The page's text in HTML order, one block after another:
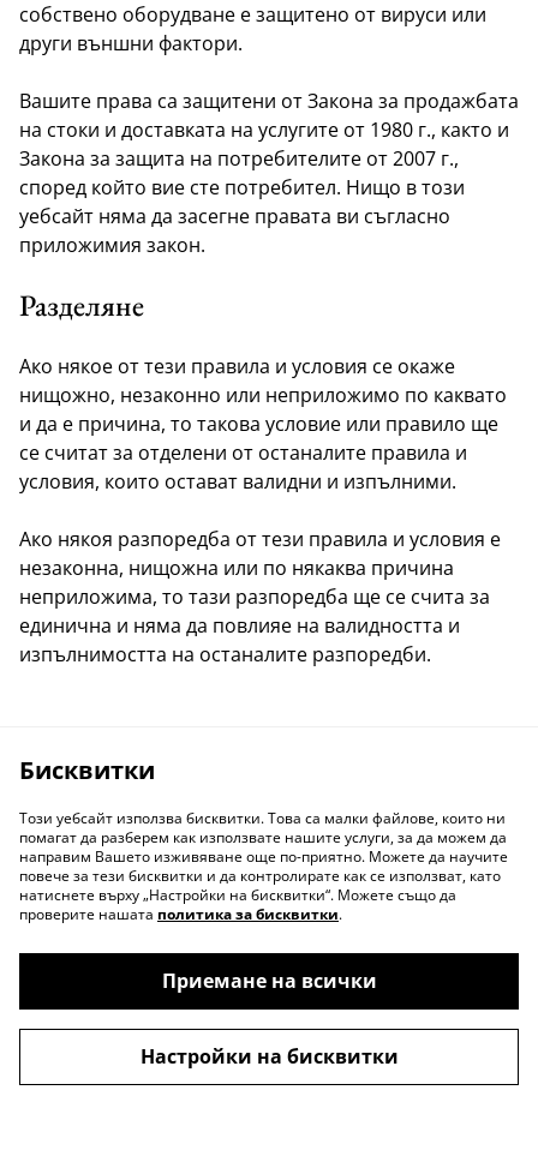
собствено оборудване е защитено от вируси или
други външни фактори.
Вашите права са защитени от Закона за продажбата
на стоки и доставката на услугите от 1980 г., както и
Закона за защита на потребителите от 2007 г.,
според който вие сте потребител. Нищо в този
уебсайт няма да засегне правата ви съгласно
приложимия закон.
Разделяне
Ако някое от тези правила и условия се окаже
нищожно, незаконно или неприложимо по каквато
и да е причина, то такова условие или правило ще
се считат за отделени от останалите правила и
условия, които остават валидни и изпълними.
Ако някоя разпоредба от тези правила и условия е
незаконна, нищожна или по някаква причина
неприложима, то тази разпоредба ще се счита за
единична и няма да повлияе на валидността и
изпълнимостта на останалите разпоредби.
Бисквитки
Този уебсайт използва бисквитки. Това са малки файлове, които ни
помагат да разберем как използвате нашите услуги, за да можем да
направим Вашето изживяване още по-приятно. Можете да научите
повече за тези бисквитки и да контролирате как се използват, като
натиснете върху „Настройки на бисквитки“. Можете също да
проверите нашата политика за бисквитки.
Приемане на всички
Настройки на бисквитки